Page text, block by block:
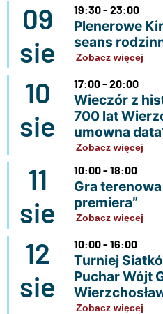
09
sie
19:30 - 23:00
Plenerowe
seans
Zobacz więcej
10
sie
17:00 - 20:00
Wieczór z
700 lat
umowna
Zobacz więcej
11
sie
10:00 - 18:00
Gra
premiera”
Zobacz więcej
12
sie
10:00 - 16:00
Turniej
Puchar Wójt
Zobacz więcej